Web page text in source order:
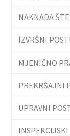
NAKNADA
IZVRŠNI
MJENIČNO
PREKRŠAJNI
UPRAVNI